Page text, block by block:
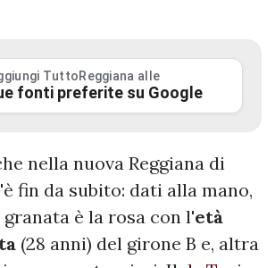
TuttoReggiana alle
fonti preferite su Google
nella nuova Reggiana di
fin da subito: dati alla mano,
è la rosa con l'età
(28 anni) del girone B e, altra